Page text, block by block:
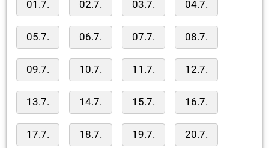
01.7. 02.7. 03.7. 04.7.
05.7. 06.7. 07.7. 08.7.
09.7. 10.7. 11.7. 12.7.
13.7. 14.7. 15.7. 16.7.
17.7. 18.7. 19.7. 20.7.